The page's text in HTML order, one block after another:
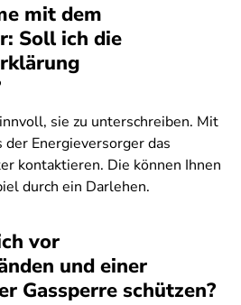
mit dem
Soll ich die
sie zu unterschreiben. Mit
Energieversorger das
kontaktieren. Die können Ihnen
durch ein Darlehen.
vor
und einer
Gassperre schützen?